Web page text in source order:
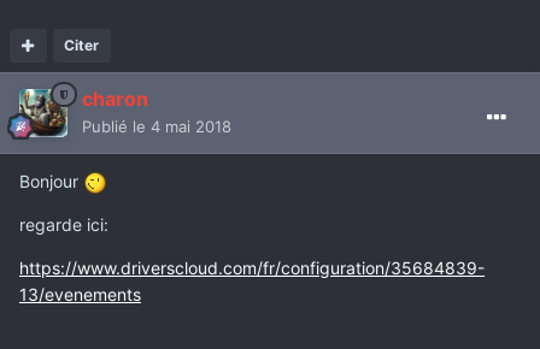
Citer
charon
Publié le 4 mai 2018
Bonjour
regarde ici:
https://www.driverscloud.com/fr/configuration/35684839-
13/evenements